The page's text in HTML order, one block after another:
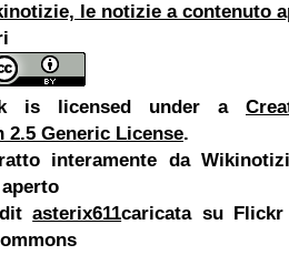
le notizie a contenuto
is licensed under a
Generic License.
interamente da
asterix611caricata su Flickr